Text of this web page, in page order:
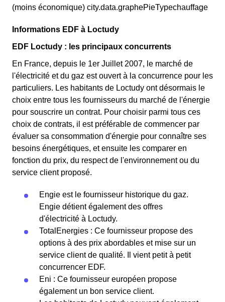
(moins économique) city.data.graphePieTypechauffage
Informations EDF à Loctudy
EDF Loctudy : les principaux concurrents
En France, depuis le 1er Juillet 2007, le marché de
l'électricité et du gaz est ouvert à la concurrence pour les
particuliers. Les habitants de Loctudy ont désormais le
choix entre tous les fournisseurs du marché de l'énergie
pour souscrire un contrat. Pour choisir parmi tous ces
choix de contrats, il est préférable de commencer par
évaluer sa consommation d'énergie pour connaître ses
besoins énergétiques, et ensuite les comparer en
fonction du prix, du respect de l'environnement ou du
service client proposé.
Engie est le fournisseur historique du gaz.
Engie détient également des offres
d'électricité à Loctudy.
TotalEnergies : Ce fournisseur propose des
options à des prix abordables et mise sur un
service client de qualité. Il vient petit à petit
concurrencer EDF.
Eni : Ce fournisseur européen propose
également un bon service client.